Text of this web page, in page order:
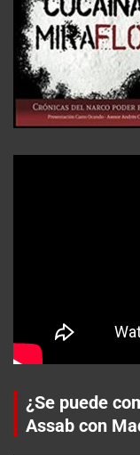
¿Se puede
Assab con